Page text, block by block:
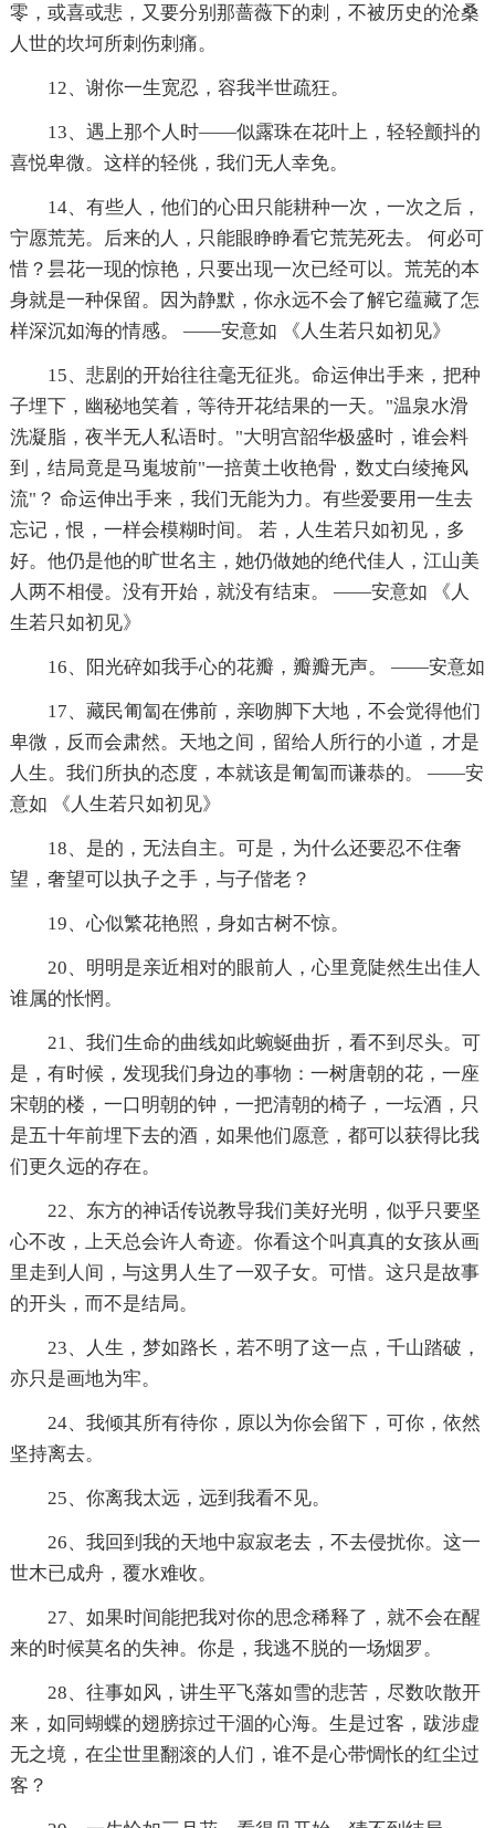
零，或喜或悲，又要分别那蔷薇下的刺，不被历史的沧桑
人世的坎坷所刺伤刺痛。
12、谢你一生宽忍，容我半世疏狂。
13、遇上那个人时——似露珠在花叶上，轻轻颤抖的
喜悦卑微。这样的轻佻，我们无人幸免。
14、有些人，他们的心田只能耕种一次，一次之后，
宁愿荒芜。后来的人，只能眼睁睁看它荒芜死去。 何必可
惜？昙花一现的惊艳，只要出现一次已经可以。荒芜的本
身就是一种保留。因为静默，你永远不会了解它蕴藏了怎
样深沉如海的情感。 ——安意如 《人生若只如初见》
15、悲剧的开始往往毫无征兆。命运伸出手来，把种
子埋下，幽秘地笑着，等待开花结果的一天。"温泉水滑
洗凝脂，夜半无人私语时。"大明宫韶华极盛时，谁会料
到，结局竟是马嵬坡前"一掊黄土收艳骨，数丈白绫掩风
流"？ 命运伸出手来，我们无能为力。有些爱要用一生去
忘记，恨，一样会模糊时间。 若，人生若只如初见，多
好。他仍是他的旷世名主，她仍做她的绝代佳人，江山美
人两不相侵。没有开始，就没有结束。 ——安意如 《人
生若只如初见》
16、阳光碎如我手心的花瓣，瓣瓣无声。 ——安意如
17、藏民匍匐在佛前，亲吻脚下大地，不会觉得他们
卑微，反而会肃然。天地之间，留给人所行的小道，才是
人生。我们所执的态度，本就该是匍匐而谦恭的。 ——安
意如 《人生若只如初见》
18、是的，无法自主。可是，为什么还要忍不住奢
望，奢望可以执子之手，与子偕老？
19、心似繁花艳照，身如古树不惊。
20、明明是亲近相对的眼前人，心里竟陡然生出佳人
谁属的怅惘。
21、我们生命的曲线如此蜿蜒曲折，看不到尽头。可
是，有时候，发现我们身边的事物：一树唐朝的花，一座
宋朝的楼，一口明朝的钟，一把清朝的椅子，一坛酒，只
是五十年前埋下去的酒，如果他们愿意，都可以获得比我
们更久远的存在。
22、东方的神话传说教导我们美好光明，似乎只要坚
心不改，上天总会许人奇迹。你看这个叫真真的女孩从画
里走到人间，与这男人生了一双子女。可惜。这只是故事
的开头，而不是结局。
23、人生，梦如路长，若不明了这一点，千山踏破，
亦只是画地为牢。
24、我倾其所有待你，原以为你会留下，可你，依然
坚持离去。
25、你离我太远，远到我看不见。
26、我回到我的天地中寂寂老去，不去侵扰你。这一
世木已成舟，覆水难收。
27、如果时间能把我对你的思念稀释了，就不会在醒
来的时候莫名的失神。你是，我逃不脱的一场烟罗。
28、往事如风，讲生平飞落如雪的悲苦，尽数吹散开
来，如同蝴蝶的翅膀掠过干涸的心海。生是过客，跋涉虚
无之境，在尘世里翻滚的人们，谁不是心带惆怅的红尘过
客？